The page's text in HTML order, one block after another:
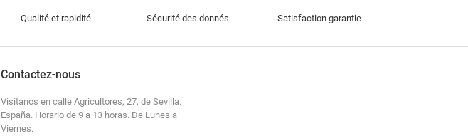
Qualité et rapidité Sécurité des donnés Satisfaction garantie
Contactez-nous
Visítanos en calle Agricultores, 27, de Sevilla.
España. Horario de 9 a 13 horas. De Lunes a
Viernes.